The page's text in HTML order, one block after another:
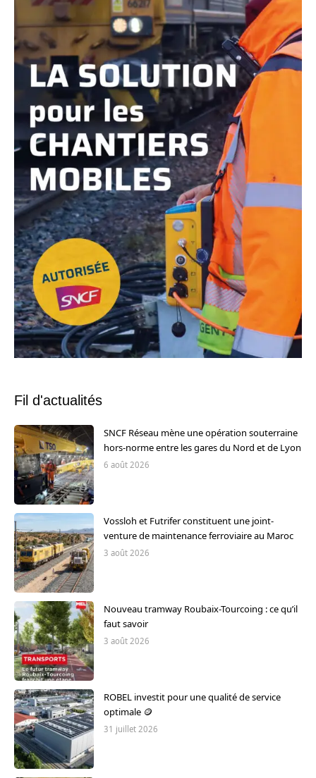
Fil d'actualités
SNCF Réseau mène une opération souterraine
hors-norme entre les gares du Nord et de Lyon
6 août 2026
Vossloh et Futrifer constituent une joint-
venture de maintenance ferroviaire au Maroc
3 août 2026
Nouveau tramway Roubaix-Tourcoing : ce qu’il
faut savoir
3 août 2026
ROBEL investit pour une qualité de service
optimale 🪙
31 juillet 2026